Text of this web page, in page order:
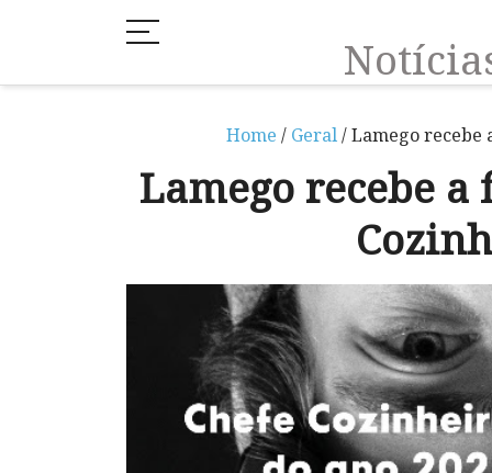
Home / Geral/ Lamego recebe
Lamego recebe